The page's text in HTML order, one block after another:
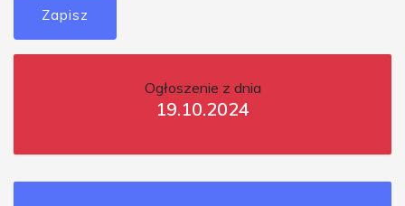
Zapisz
Ogłoszenie z dnia
19.10.2024